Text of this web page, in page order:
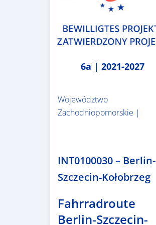
6a | 2021-2027
Województwo
Zachodniopomorskie |
INT0100030 – Berlin-
Szczecin-Kołobrzeg
Fahrradroute
Berlin-Szczecin-